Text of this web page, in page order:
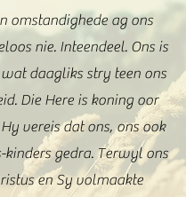
omstandighede ag ons
nie. Inteendeel. Ons is
wat daagliks stry teen ons
Die Here is koning oor
vereis dat ons, ons ook
kinders gedra. Terwyl ons
en Sy volmaakte